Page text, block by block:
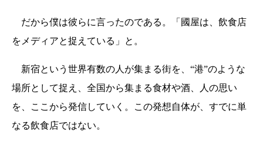
だから僕は彼らに言ったのである。「國屋は、飲食店
をメディアと捉えている」と。
新宿という世界有数の人が集まる街を、“港”のような
場所として捉え、全国から集まる食材や酒、人の思い
を、ここから発信していく。この発想自体が、すでに単
なる飲食店ではない。